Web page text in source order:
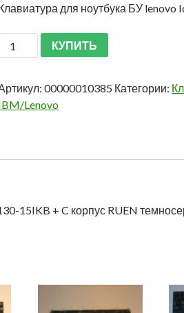
для ноутбука БУ lenovo
КУПИТЬ
00000010385 Категории:
Lenovo
15IKB + C корпус RUEN